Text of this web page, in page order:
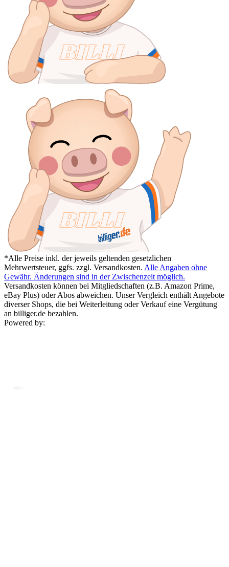
*Alle Preise inkl. der jeweils geltenden gesetzlichen
Mehrwertsteuer, ggfs. zzgl. Versandkosten. Alle Angaben ohne
Gewähr. Änderungen sind in der Zwischenzeit möglich.
Versandkosten können bei Mitgliedschaften (z.B. Amazon Prime,
eBay Plus) oder Abos abweichen. Unser Vergleich enthält Angebote
diverser Shops, die bei Weiterleitung oder Verkauf eine Vergütung
an billiger.de bezahlen.
Powered by: